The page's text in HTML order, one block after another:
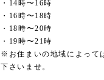
・14時〜16時
・16時〜18時
・18時〜20時
・19時〜21時
※お住まいの地域によって
下さいませ。